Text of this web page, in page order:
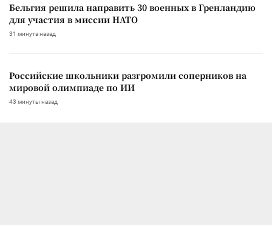
Бельгия решила направить 30 военных в Гренландию
для участия в миссии НАТО
31 минута назад
Российские школьники разгромили соперников на
мировой олимпиаде по ИИ
43 минуты назад